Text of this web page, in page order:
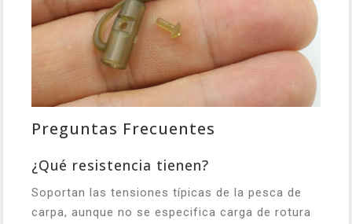
Preguntas Frecuentes
¿Qué resistencia tienen?
Soportan las tensiones típicas de la pesca de
carpa, aunque no se especifica carga de rotura